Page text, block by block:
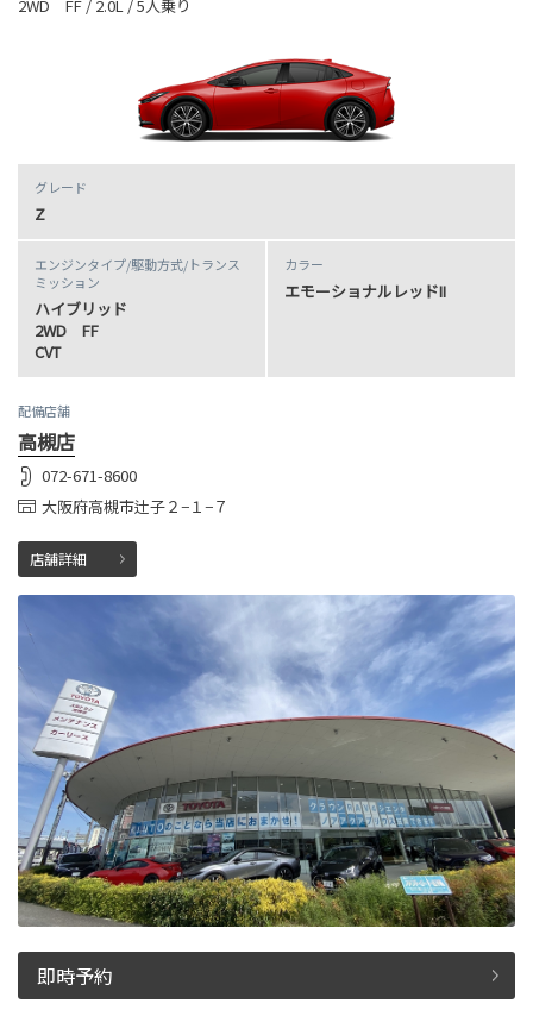
2WD FF / 2.0L / 5人乗り
グレード
Z
エンジンタイプ/駆動方式/トランス
ミッション
ハイブリッド
2WD FF
CVT
カラー
エモーショナルレッドII
配備店舗
高槻店
072-671-8600
大阪府高槻市辻子２−１−７
店舗詳細
即時予約